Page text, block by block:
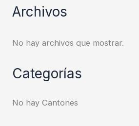
Archivos
No hay archivos que mostrar.
Categorías
No hay Cantones